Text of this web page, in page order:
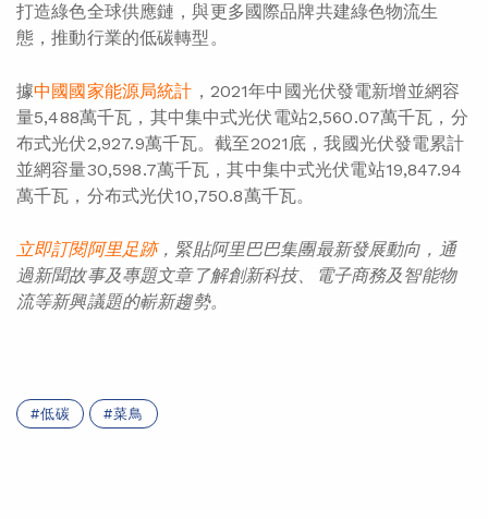
打造綠色全球供應鏈，與更多國際品牌共建綠色物流生
態，推動行業的低碳轉型。
據中國國家能源局統計 ，2021年中國光伏發電新增並網容
量5,488萬千瓦，其中集中式光伏電站2,560.07萬千瓦，分
布式光伏2,927.9萬千瓦。截至2021底，我國光伏發電累計
並網容量30,598.7萬千瓦，其中集中式光伏電站19,847.94
萬千瓦，分布式光伏10,750.8萬千瓦。
立即訂閱阿里足跡，緊貼阿里巴巴集團最新發展動向，通
過新聞故事及專題文章了解創新科技、 電子商務及智能物
流等新興議題的嶄新趨勢。
低碳 菜鳥